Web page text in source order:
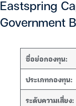
Eastspring
Government
ชื่อย่อกองทุน:
ประเภทกองทุน:
ระดับความเสี่ยง: